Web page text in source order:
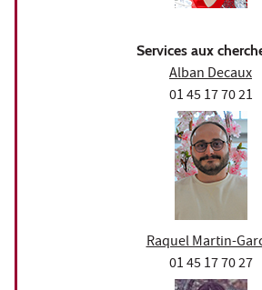
Services aux
Alban Decaux
01 45 17 70 21
Raquel Martin-
01 45 17 70 27